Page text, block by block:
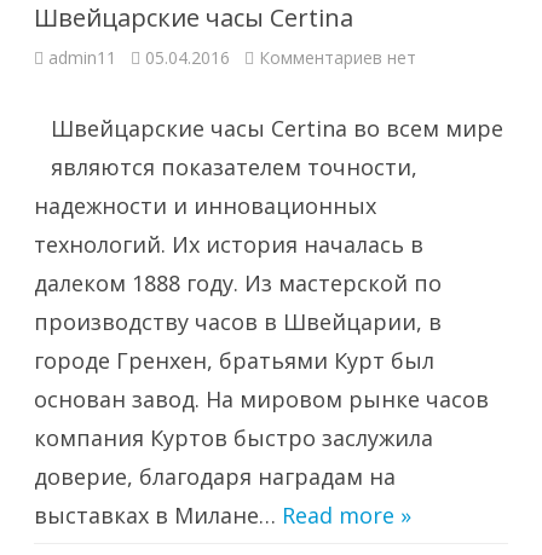
Швейцарские часы Certina
admin11 05.04.2016 Комментариев к
Certina
нет
Швейцарские часы Certina во всем мире
являются показателем точности,
надежности и инновационных
технологий. Их история началась в
далеком 1888 году. Из мастерской по
производству часов в Швейцарии, в
городе Гренхен, братьями Курт был
основан завод. На мировом рынке часов
компания Куртов быстро заслужила
доверие, благодаря наградам на
выставках в Милане… Read more »